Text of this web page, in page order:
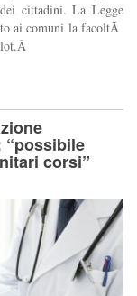
cittadini. La Legge
ai comuni la facoltÃ
corsi”